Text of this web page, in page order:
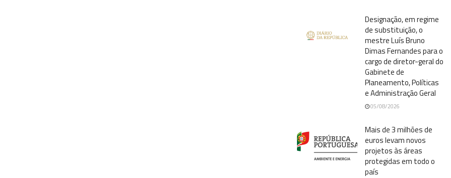
Designação, em regime
de substituição, o
mestre Luís Bruno
Dimas Fernandes para o
cargo de diretor-geral do
Gabinete de
Planeamento, Políticas
e Administração Geral
05/08/2026
Mais de 3 milhões de
euros levam novos
projetos às áreas
protegidas em todo o
país